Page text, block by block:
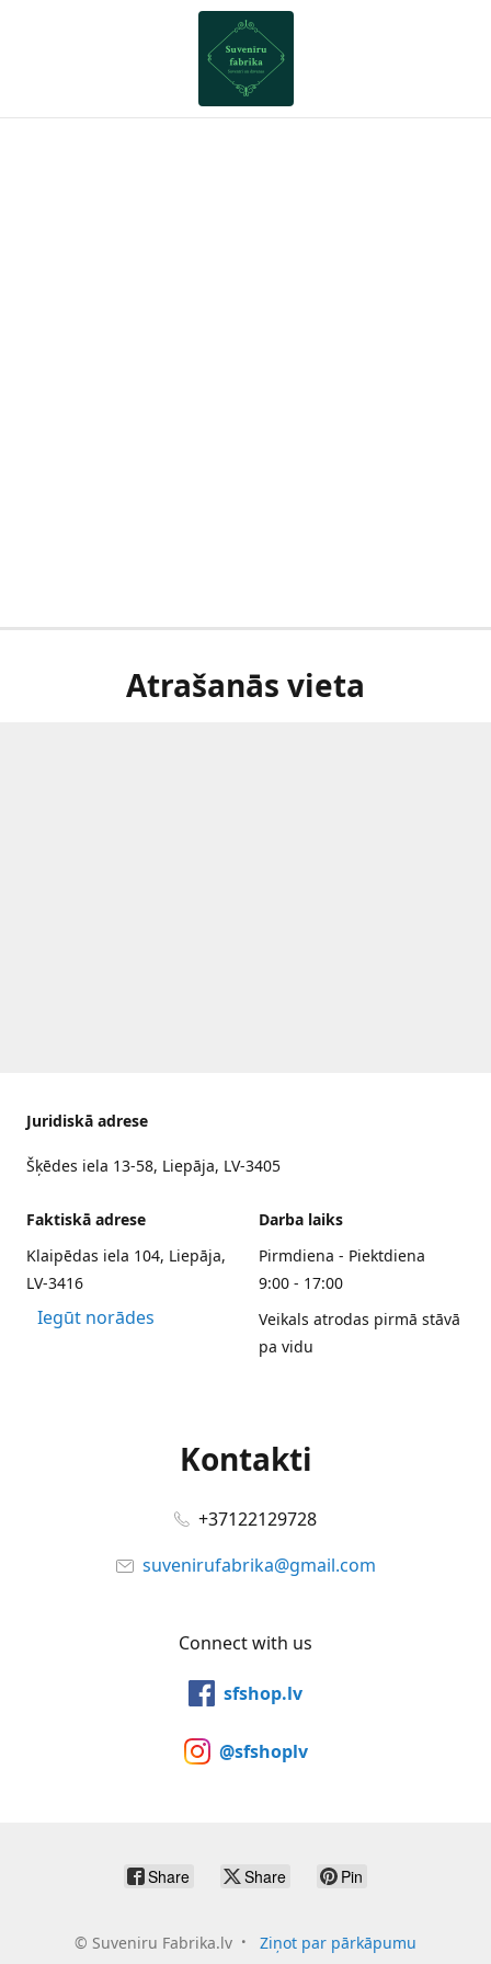
Atrašanās vieta
Juridiskā adrese
Šķēdes iela 13-58, Liepāja, LV-3405
Faktiskā adrese
Klaipēdas iela 104, Liepāja,
LV-3416
Iegūt norādes
Darba laiks
Pirmdiena - Piektdiena
9:00 - 17:00
Veikals atrodas pirmā stāvā
pa vidu
Kontakti
+37122129728
suvenirufabrika@gmail.com
Connect with us
sfshop.lv
@sfshoplv
Share Share Pin
© Suveniru Fabrika.lv Ziņot par pārkāpumu